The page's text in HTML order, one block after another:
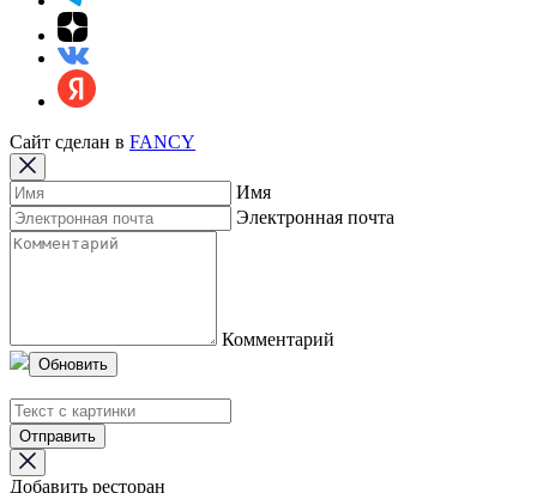
Сайт сделан в FANCY
Имя
Электронная почта
Комментарий
Обновить
Отправить
Добавить ресторан